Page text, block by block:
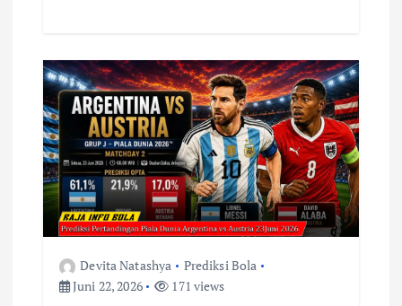
Devita Natashya
Prediksi Bola
Juni 22, 2026
171 views